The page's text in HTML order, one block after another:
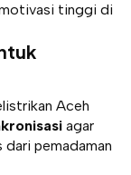
tinggi di
Aceh
agar
pemadaman